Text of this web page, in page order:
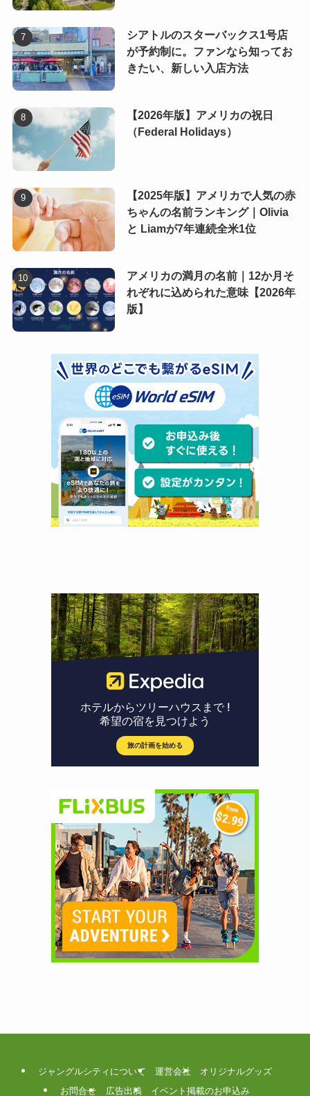
シアトルのスターバックス1号店
が予約制に。ファンなら知ってお
きたい、新しい入店方法
【2026年版】アメリカの祝日
（Federal Holidays）
【2025年版】アメリカで人気の赤
ちゃんの名前ランキング｜Olivia
と Liamが7年連続全米1位
アメリカの満月の名前｜12か月そ
れぞれに込められた意味【2026年
版】
ジャングルシティについて 運営会社
オリジナルグッズ
お問合せ
広告出稿 イベント掲載のお申込み